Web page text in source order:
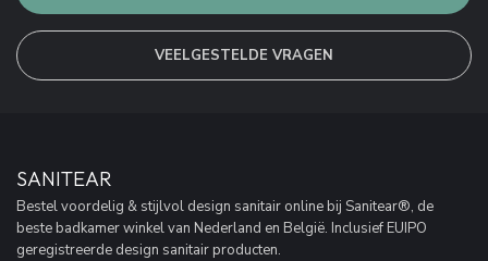
VEELGESTELDE VRAGEN
SANITEAR
Bestel voordelig & stijlvol design sanitair online bij Sanitear®, de
beste badkamer winkel van Nederland en België. Inclusief EUIPO
geregistreerde design sanitair producten.